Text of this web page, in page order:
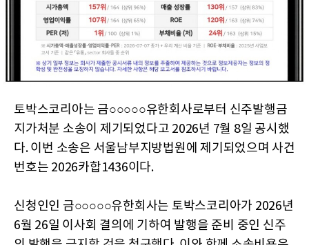
토박스코리아는 금○○○○○유한회사로부터 신주발행금
지가처분 소송이 제기되었다고 2026년 7월 8일 공시했
다. 이번 소송은 서울남부지방법원에 제기되었으며 사건
번호는 2026카합1436이다.
신청인인 금○○○○○유한회사는 토박스코리아가 2026년
6월 26일 이사회 결의에 기하여 발행을 준비 중인 신주